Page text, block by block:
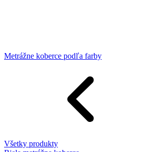
Metrážne koberce podľa farby
Všetky produkty